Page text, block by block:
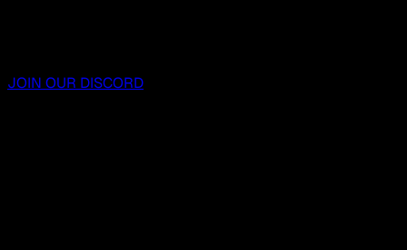
JOIN OUR DISCORD